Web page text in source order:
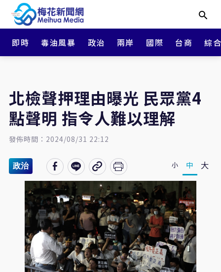
即時 毒油風暴 政治 兩岸 國際 台商 綜
北檢聲押理由曝光 民眾黨4
點聲明 指令人難以理解
發佈時間：2024/08/31 22:12
政治 小 中 大